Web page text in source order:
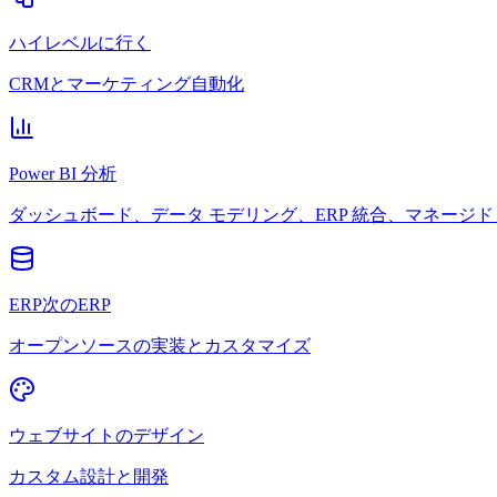
ハイレベルに行く
CRMとマーケティング自動化
Power BI 分析
ダッシュボード、データ モデリング、ERP 統合、マネージド
ERP次のERP
オープンソースの実装とカスタマイズ
ウェブサイトのデザイン
カスタム設計と開発